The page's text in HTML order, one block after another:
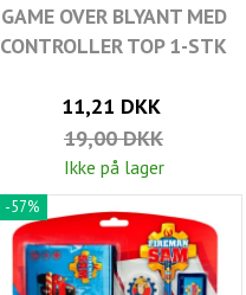
GAME OVER BLYANT MED
CONTROLLER TOP 1-STK
11,21 DKK
19,00 DKK
Ikke på lager
-57%